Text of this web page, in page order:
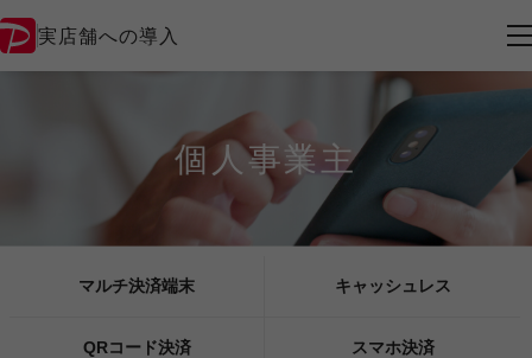
実店舗への導入
個人事業主
マルチ決済端末 キャッシュレス
QRコード決済 スマホ決済